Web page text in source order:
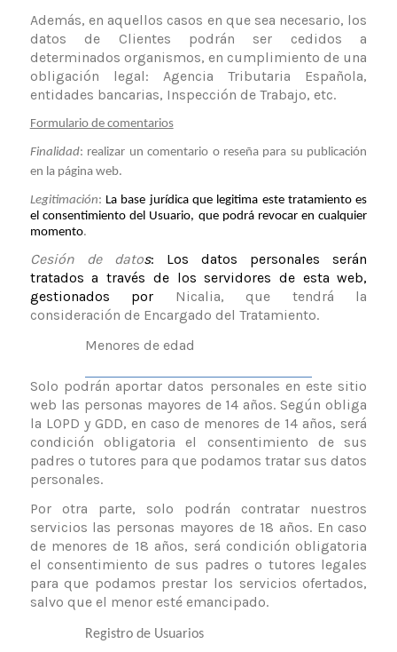
Además, en aquellos casos en que sea necesario, los
datos de Clientes podrán ser cedidos a
determinados organismos, en cumplimiento de una
obligación legal: Agencia Tributaria Española,
entidades bancarias, Inspección de Trabajo, etc.
Formulario de comentarios
Finalidad: realizar un comentario o reseña para su publicación
en la página web.
Legitimación: La base jurídica que legitima este tratamiento es
el consentimiento del Usuario, que podrá revocar en cualquier
momento.
Cesión de datos: Los datos personales serán
tratados a través de los servidores de esta web,
gestionados por Nicalia, que tendrá la
consideración de Encargado del Tratamiento.
Menores de edad
Solo podrán aportar datos personales en este sitio
web las personas mayores de 14 años. Según obliga
la LOPD y GDD, en caso de menores de 14 años, será
condición obligatoria el consentimiento de sus
padres o tutores para que podamos tratar sus datos
personales.
Por otra parte, solo podrán contratar nuestros
servicios las personas mayores de 18 años. En caso
de menores de 18 años, será condición obligatoria
el consentimiento de sus padres o tutores legales
para que podamos prestar los servicios ofertados,
salvo que el menor esté emancipado.
Registro de Usuarios